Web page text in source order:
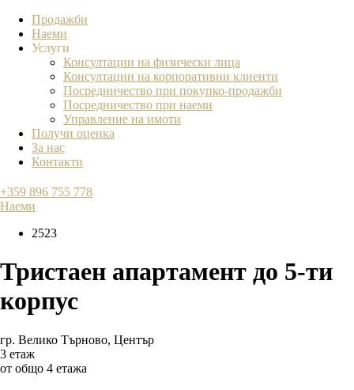
Продажби
Наеми
Услуги
Консултации на физически лица
Консултации на корпоративни клиенти
Посредничество при покупко-продажби
Посредничество при наеми
Управление на имоти
Получи оценка
За нас
Контакти
+359 896 755 778
Наеми
2523
Тристаен апартамент до 5-ти
корпус
гр. Велико Търново, Център
3 етаж
от общо 4 етажа